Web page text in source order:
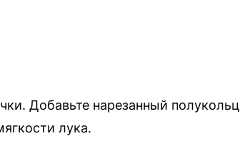
Добавьте нарезанный
лука.